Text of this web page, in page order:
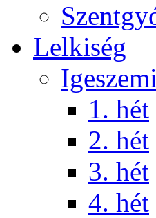
Lelkiség
1. hét
2. hét
3. hét
4. hét